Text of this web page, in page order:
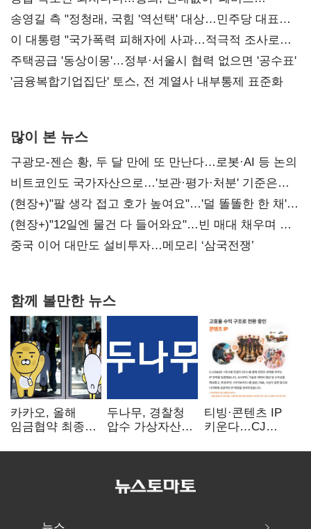
리모델링' 제안
송영길 측 "정청래, 국힘 '역선택' 대상…민주당 대표로
총선 지휘 못해"
이 대통령 "국가폭력 피해자에 사과…적극적 조사로
진실 밝혀야"
주택공급 '동상이몽'…정부·서울시 협력 없으면 '공수표'
'금융복합기업집단' 토스, 전 계열사 내부통제 표준화
많이 본 뉴스
구광모-젠슨 황, 두 달 만에 또 만난다…로봇·AI 등 논의
비트코인도 국가자산으로…'보관·평가·처분' 기준은
숙제
(현장+)"팔 생각 접고 호가 높여요"…'덜 똘똘한 한 채'
20억 키맞추기
(현장+)"12일엔 물건 다 들어와요"…빈 매대 채우며 문
연 홈플러스
중국 이어 대만도 설비투자…메모리 ‘삼국전쟁’
함께 볼만한 뉴스
카카오, 올해
임금협약 최종
인상·격려금
두나무, 경찰청
압수 가상자산
커스터디 사업
티빙·콘텐츠 IP
키운다…CJ
글로벌 확장 가속